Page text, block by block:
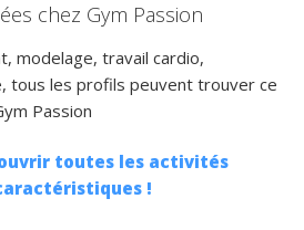
chez Gym Passion
modelage, travail cardio,
tous les profils peuvent trouver ce
Passion
toutes les activités
!